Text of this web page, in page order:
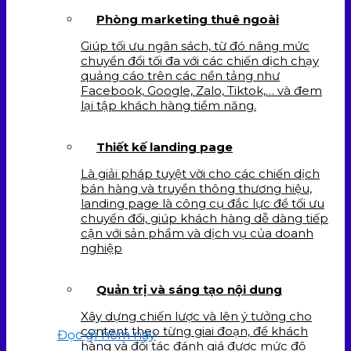
Phòng marketing thuê ngoài
Giúp tối ưu ngân sách, từ đó nâng mức
chuyển đổi tối đa với các chiến dịch chạy
quảng cáo trên các nền tảng như
Facebook, Google, Zalo, Tiktok,… và đem
lại tập khách hàng tiềm năng.
Thiết kế landing page
Là giải pháp tuyệt vời cho các chiến dịch
bán hàng và truyền thông thương hiệu,
landing page là công cụ đắc lực để tối ưu
chuyển đổi, giúp khách hàng dễ dàng tiếp
cận với sản phẩm và dịch vụ của doanh
nghiệp
Quản trị và sáng tạo nội dung
Xây dựng chiến lược và lên ý tưởng cho
content theo từng giai đoạn, để khách
hàng và đối tác đánh giá được mức độ
Đọc gì hôm nay